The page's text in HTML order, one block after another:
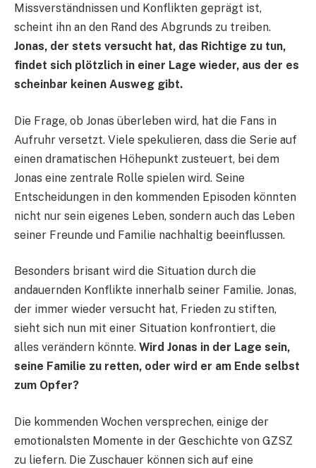
Missverständnissen und Konflikten geprägt ist,
scheint ihn an den Rand des Abgrunds zu treiben.
Jonas, der stets versucht hat, das Richtige zu tun,
findet sich plötzlich in einer Lage wieder, aus der es
scheinbar keinen Ausweg gibt.
Die Frage, ob Jonas überleben wird, hat die Fans in
Aufruhr versetzt. Viele spekulieren, dass die Serie auf
einen dramatischen Höhepunkt zusteuert, bei dem
Jonas eine zentrale Rolle spielen wird. Seine
Entscheidungen in den kommenden Episoden könnten
nicht nur sein eigenes Leben, sondern auch das Leben
seiner Freunde und Familie nachhaltig beeinflussen.
Besonders brisant wird die Situation durch die
andauernden Konflikte innerhalb seiner Familie. Jonas,
der immer wieder versucht hat, Frieden zu stiften,
sieht sich nun mit einer Situation konfrontiert, die
alles verändern könnte. Wird Jonas in der Lage sein,
seine Familie zu retten, oder wird er am Ende selbst
zum Opfer?
Die kommenden Wochen versprechen, einige der
emotionalsten Momente in der Geschichte von GZSZ
zu liefern. Die Zuschauer können sich auf eine